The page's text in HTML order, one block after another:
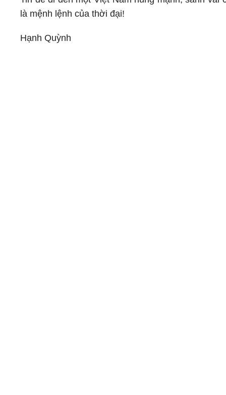
là mệnh lệnh của thời đại!
Hạnh Quỳnh